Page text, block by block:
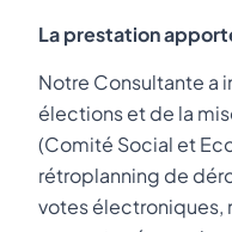
La prestation
Notre Consultante a
élections et de la
(Comité Social et
rétroplanning de
votes électroniques,